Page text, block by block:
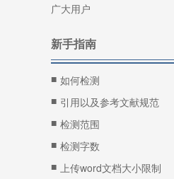
广大用户
新手指南
■ 如何检测
■ 引用以及参考文献规范
■ 检测范围
■ 检测字数
■ 上传word文档大小限制